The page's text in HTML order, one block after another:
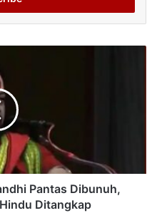
Pantas Dibunuh,
Ditangkap